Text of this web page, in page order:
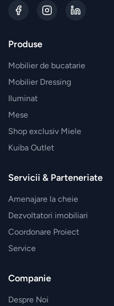
Produse
Mobilier de bucatarie
Mobilier Dressing
Iluminat
Mese
Shop exclusiv Miele
Kuiba Outlet
Servicii & Parteneriate
Amenajare la cheie
Dezvoltatori imobiliari
Coordonare Proiect
Service
Companie
Despre Noi